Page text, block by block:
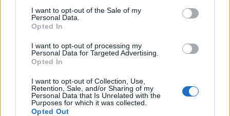
I want to opt-out of the Sale of my
Personal Data.
Opted In
I want to opt-out of processing my
Personal Data for Targeted Advertising.
Opted In
I want to opt-out of Collection, Use,
Retention, Sale, and/or Sharing of my
Personal Data that Is Unrelated with the
Purposes for which it was collected.
Opted Out
19.9.2017, 10:30
Suomessa tutkitaan taikasieniä
masennuslääkkeenä – lääkkeitä
turvallisempi vaihtoehto